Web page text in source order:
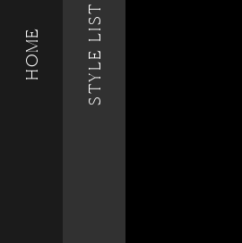
HOME STYLE LIST